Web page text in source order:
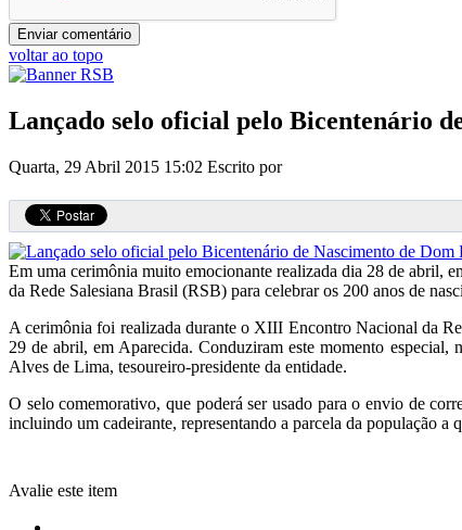
voltar ao topo
Lançado selo oficial pelo Bicentenário
Quarta, 29 Abril 2015 15:02 Escrito por
Em uma cerimônia muito emocionante realizada dia 28 de abril,
da Rede Salesiana Brasil (RSB) para celebrar os 200 anos de
A cerimônia foi realizada durante o XIII Encontro Nacional da
29 de abril, em Aparecida. Conduziram este momento
Alves de Lima, tesoureiro-presidente da entidade.
O selo comemorativo, que poderá ser usado para o envio de
incluindo um cadeirante, representando a parcela da população a
Avalie este item